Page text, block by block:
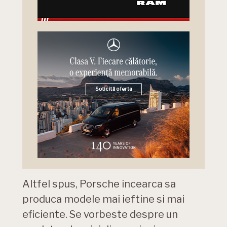
Altfel spus, Porsche incearca sa
produca modele mai ieftine si mai
eficiente. Se vorbeste despre un